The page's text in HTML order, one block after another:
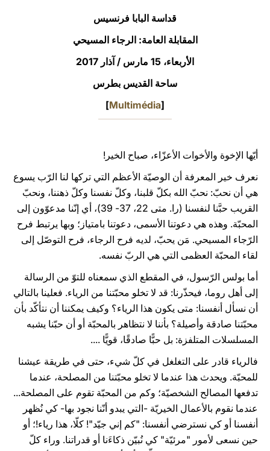
قداسة البابا فرنسيس
المقابلة العامة: الرجاء المسيحي
الأربعاء، 15 مارس / آذار 2017‏
ساحة القديس بطرس
[
Multimédia
]
أيّها الإخوة والأخوات الأعزّاء، صباح الخير!
نعرف خير المعرفة أن الوصيّة الأعظم التي تركها لنا الرّب يسوع
هي أن نحبّ: نحبّ الله بكلّ قلبنا، وكلّ نفسنا وكلّ ذهننا، ونحبّ
القريب حبَّنا لنفسنا (را. متى 22، 37- 39)، أي إنّنا مدعوّون إلى
المحبّة. وهذه هي دعوتنا الأسمى، دعوتنا بامتياز؛ وبها يرتبط فرح
الرّجاء المسيحي. مَن يحبّ، لديه فرح الرجاء، فرح التوصّل إلى
لقاء المحبّة العظمى التي هي الربّ نفسه.
أما بولس الرّسول، في المقطع الذي سمعناه للتوّ من الرسالة
إلى أهل روما، فيحذّرنا: قد لا تخلو محبّتنا من الرياء. فعلينا بالتالي
أن نسأل أنفسنا: متى يكون هذا الرياء؟ وكيف يمكننا أن نتأكّد بأن
محبّتنا صادقة وأصيلة؟ بأننا لا نتظاهر بالمحبّة أو أن حبّنا يشبه
المسلسلات المتلفزة: بل حبًّا صادقًا، قويًّا ....
فالرياء قادر على التغلغل في كلّ شيء، حتى في طريقة عيشنا
للمحبّة. ويحدث هذا عندما لا تخلو محبّتنا من المصلحة، عندما
تدفعها المصالح الشخصيّة؛ وكم من المحبّة تقوم على المصلحة...
عندما نقوم بالأعمال الخيريّة -التي يبدو أنّنا نجود بها- كي نُظهر
أنفسنا أو كي نسترضي أنفسنا: "كم إني جيّد"! كلّا، هذا رياء!؛ أو
حين نسعى لأمور "مرئيّة" كي نُبيّن ذكاءَنا أو قدراتنا. وراء كلّ